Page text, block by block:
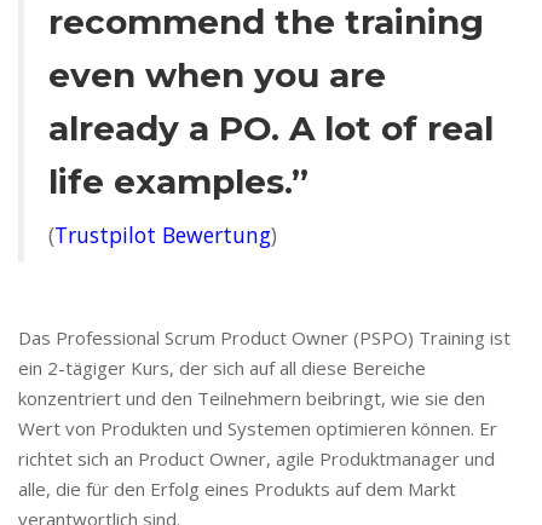
recommend the training
even when you are
already a PO. A lot of real
life examples.”
(Trustpilot Bewertung)
Das Professional Scrum Product Owner (PSPO) Training ist
ein 2-tägiger Kurs, der sich auf all diese Bereiche
konzentriert und den Teilnehmern beibringt, wie sie den
Wert von Produkten und Systemen optimieren können. Er
richtet sich an Product Owner, agile Produktmanager und
alle, die für den Erfolg eines Produkts auf dem Markt
verantwortlich sind.